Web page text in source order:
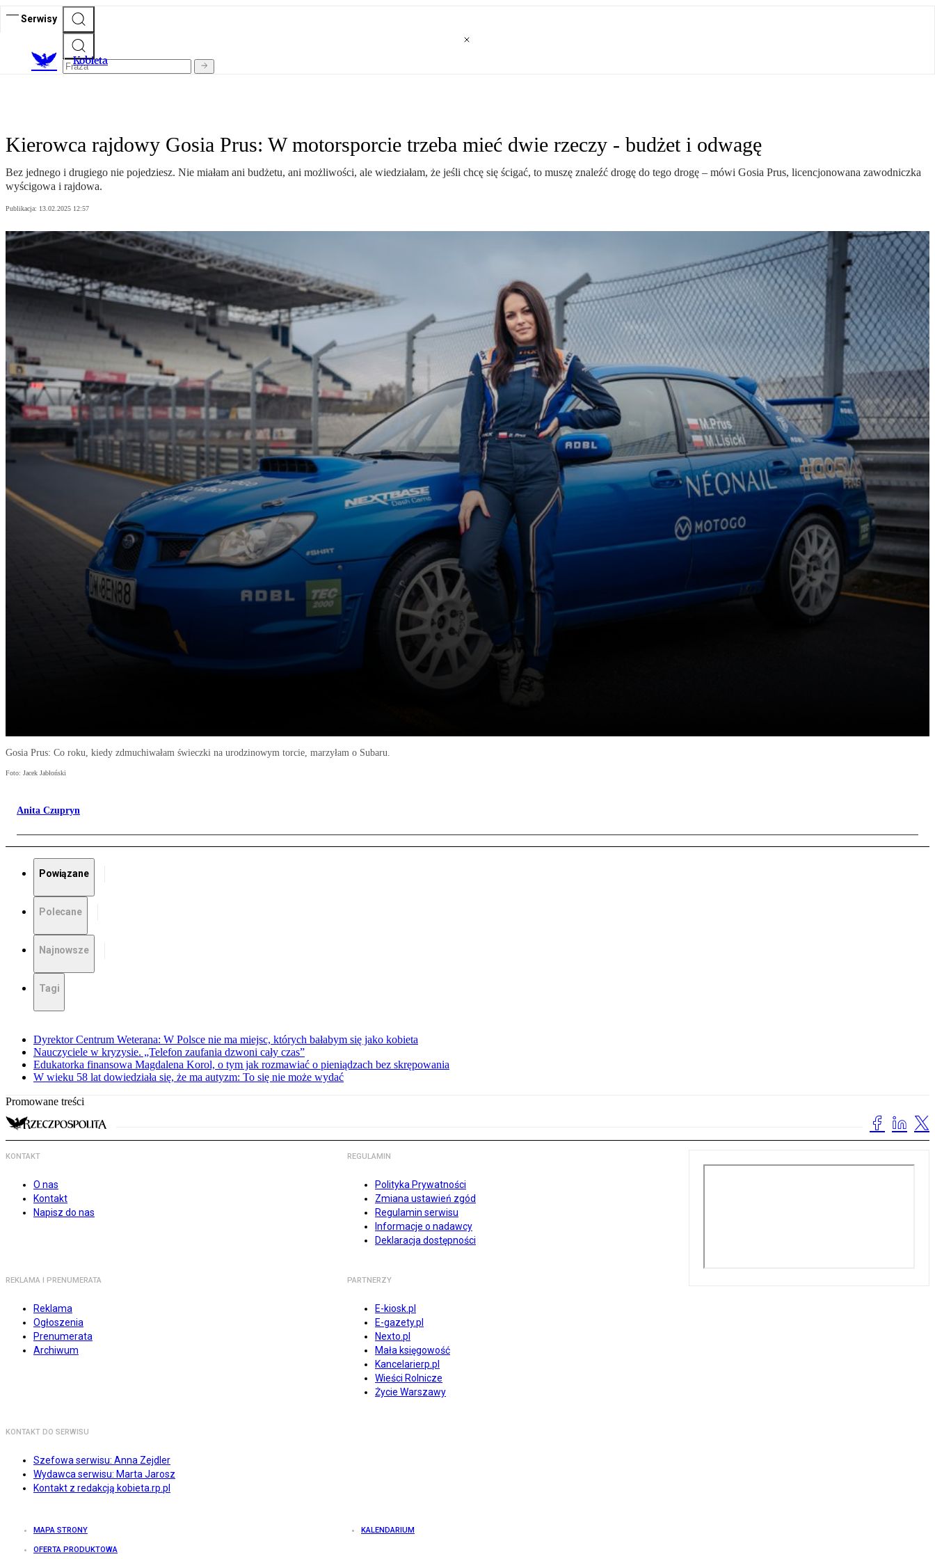
Serwisy
Kobieta
Kierowca rajdowy Gosia Prus: W motorsporcie trzeba mieć dwie rzeczy - budżet i odwagę
Bez jednego i drugiego nie pojedziesz. Nie miałam ani budżetu, ani możliwości, ale wiedziałam, że jeśli chcę się ścigać, to muszę znaleźć drogę do tego drogę – mówi Gosia Prus, licencjonowana zawodniczka
wyścigowa i rajdowa.
Publikacja: 13.02.2025 12:57
Gosia Prus: Co roku, kiedy zdmuchiwałam świeczki na urodzinowym torcie, marzyłam o Subaru.
Foto: Jacek Jabłoński
Anita Czupryn
Powiązane
Polecane
Najnowsze
Tagi
Dyrektor Centrum Weterana: W Polsce nie ma miejsc, których bałabym się jako kobieta
Nauczyciele w kryzysie. „Telefon zaufania dzwoni cały czas”
Edukatorka finansowa Magdalena Korol, o tym jak rozmawiać o pieniądzach bez skrępowania
W wieku 58 lat dowiedziała się, że ma autyzm: To się nie może wydać
Promowane treści
KONTAKT
O nas
Kontakt
Napisz do nas
REGULAMIN
Polityka Prywatności
Zmiana ustawień zgód
Regulamin serwisu
Informacje o nadawcy
Deklaracja dostępności
REKLAMA I PRENUMERATA
Reklama
Ogłoszenia
Prenumerata
Archiwum
PARTNERZY
E-kiosk.pl
E-gazety.pl
Nexto.pl
Mała księgowość
Kancelarierp.pl
Wieści Rolnicze
Życie Warszawy
KONTAKT DO SERWISU
Szefowa serwisu: Anna Zejdler
Wydawca serwisu: Marta Jarosz
Kontakt z redakcją kobieta.rp.pl
MAPA STRONY KALENDARIUM
OFERTA PRODUKTOWA